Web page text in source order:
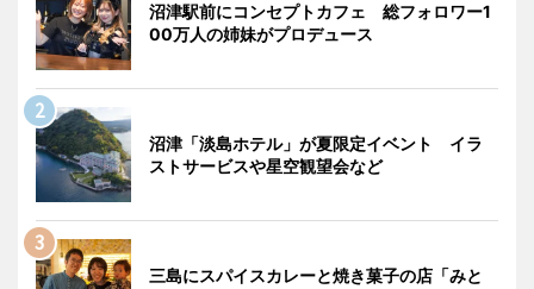
沼津駅前にコンセプトカフェ 総フォロワー1
00万人の姉妹がプロデュース
沼津「淡島ホテル」が夏限定イベント イラ
ストサービスや星空観望会など
三島にスパイスカレーと焼き菓子の店「みと